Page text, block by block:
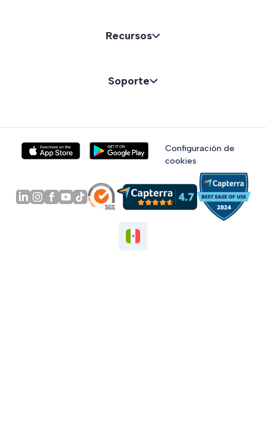
Recursos
Soporte
Configuración de
cookies